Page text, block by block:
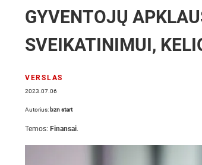
GYVENTOJŲ
SVEIKATINIMUI,
VERSLAS
2023.07.06
Autorius: bzn start
Temos: Finansai.